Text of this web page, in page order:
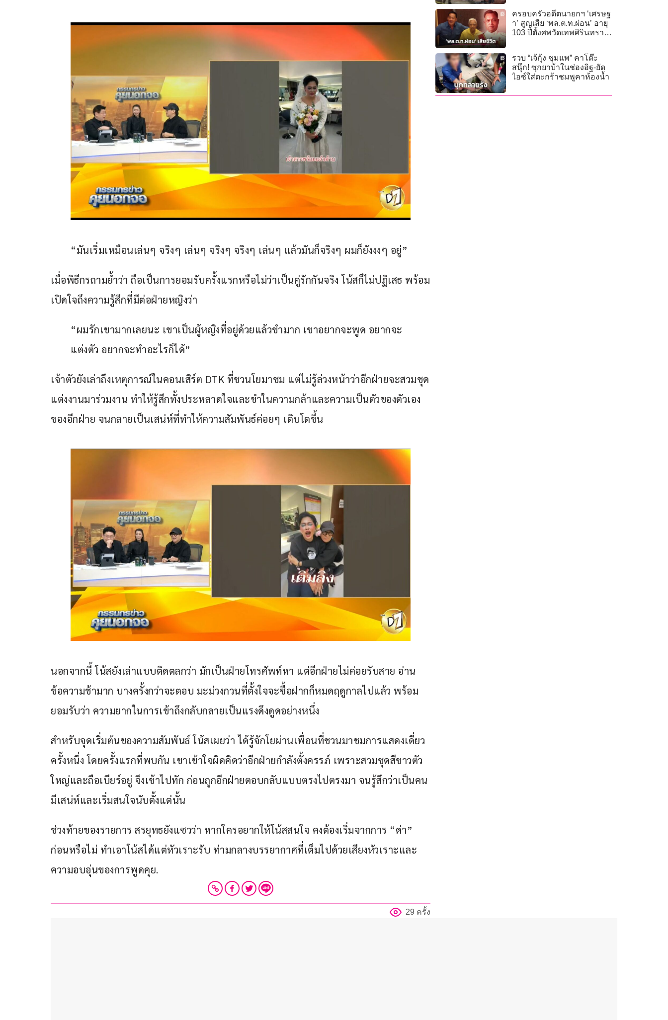
“มันเริ่มเหมือนเล่นๆ จริงๆ เล่นๆ จริงๆ จริงๆ เล่นๆ แล้วมันก็จริงๆ ผมก็ยังงงๆ อยู่”
เมื่อพิธีกรถามย้ำว่า ถือเป็นการยอมรับครั้งแรกหรือไม่ว่าเป็นคู่รักกันจริง โน้สก็ไม่ปฏิเสธ พร้อม
เปิดใจถึงความรู้สึกที่มีต่อฝ่ายหญิงว่า
“ผมรักเขามากเลยนะ เขาเป็นผู้หญิงที่อยู่ด้วยแล้วขำมาก เขาอยากจะพูด อยากจะ
แต่งตัว อยากจะทำอะไรก็ได้”
เจ้าตัวยังเล่าถึงเหตุการณ์ในคอนเสิร์ต DTK ที่ชวนโยมาชม แต่ไม่รู้ล่วงหน้าว่าอีกฝ่ายจะสวมชุด
แต่งงานมาร่วมงาน ทำให้รู้สึกทั้งประหลาดใจและขำในความกล้าและความเป็นตัวของตัวเอง
ของอีกฝ่าย จนกลายเป็นเสน่ห์ที่ทำให้ความสัมพันธ์ค่อยๆ เติบโตขึ้น
นอกจากนี้ โน้สยังเล่าแบบติดตลกว่า มักเป็นฝ่ายโทรศัพท์หา แต่อีกฝ่ายไม่ค่อยรับสาย อ่าน
ข้อความช้ามาก บางครั้งกว่าจะตอบ มะม่วงกวนที่ตั้งใจจะซื้อฝากก็หมดฤดูกาลไปแล้ว พร้อม
ยอมรับว่า ความยากในการเข้าถึงกลับกลายเป็นแรงดึงดูดอย่างหนึ่ง
สำหรับจุดเริ่มต้นของความสัมพันธ์ โน้สเผยว่า ได้รู้จักโยผ่านเพื่อนที่ชวนมาชมการแสดงเดี่ยว
ครั้งหนึ่ง โดยครั้งแรกที่พบกัน เขาเข้าใจผิดคิดว่าอีกฝ่ายกำลังตั้งครรภ์ เพราะสวมชุดสีขาวตัว
ใหญ่และถือเบียร์อยู่ จึงเข้าไปทัก ก่อนถูกอีกฝ่ายตอบกลับแบบตรงไปตรงมา จนรู้สึกว่าเป็นคน
มีเสน่ห์และเริ่มสนใจนับตั้งแต่นั้น
ช่วงท้ายของรายการ สรยุทธยังแซวว่า หากใครอยากให้โน้สสนใจ คงต้องเริ่มจากการ “ด่า”
ก่อนหรือไม่ ทำเอาโน้สได้แต่หัวเราะรับ ท่ามกลางบรรยากาศที่เต็มไปด้วยเสียงหัวเราะและ
ความอบอุ่นของการพูดคุย.
29 ครั้ง
ครอบครัวอดีตนายกฯ ‘เศรษฐ
า’ สูญเสีย ‘พล.ต.ท.ผ่อน’ อายุ
103 ปีตั้งศพวัดเทพศิรินทรา
รวบ “เจ้กุ้ง ชุมแพ” คาโต๊ะ
สนุ๊ก! ซุกยาบ้าในช่องอิฐ-ยัด
ไอซ์ใส่ตะกร้าชมพูคาห้องน้ำ